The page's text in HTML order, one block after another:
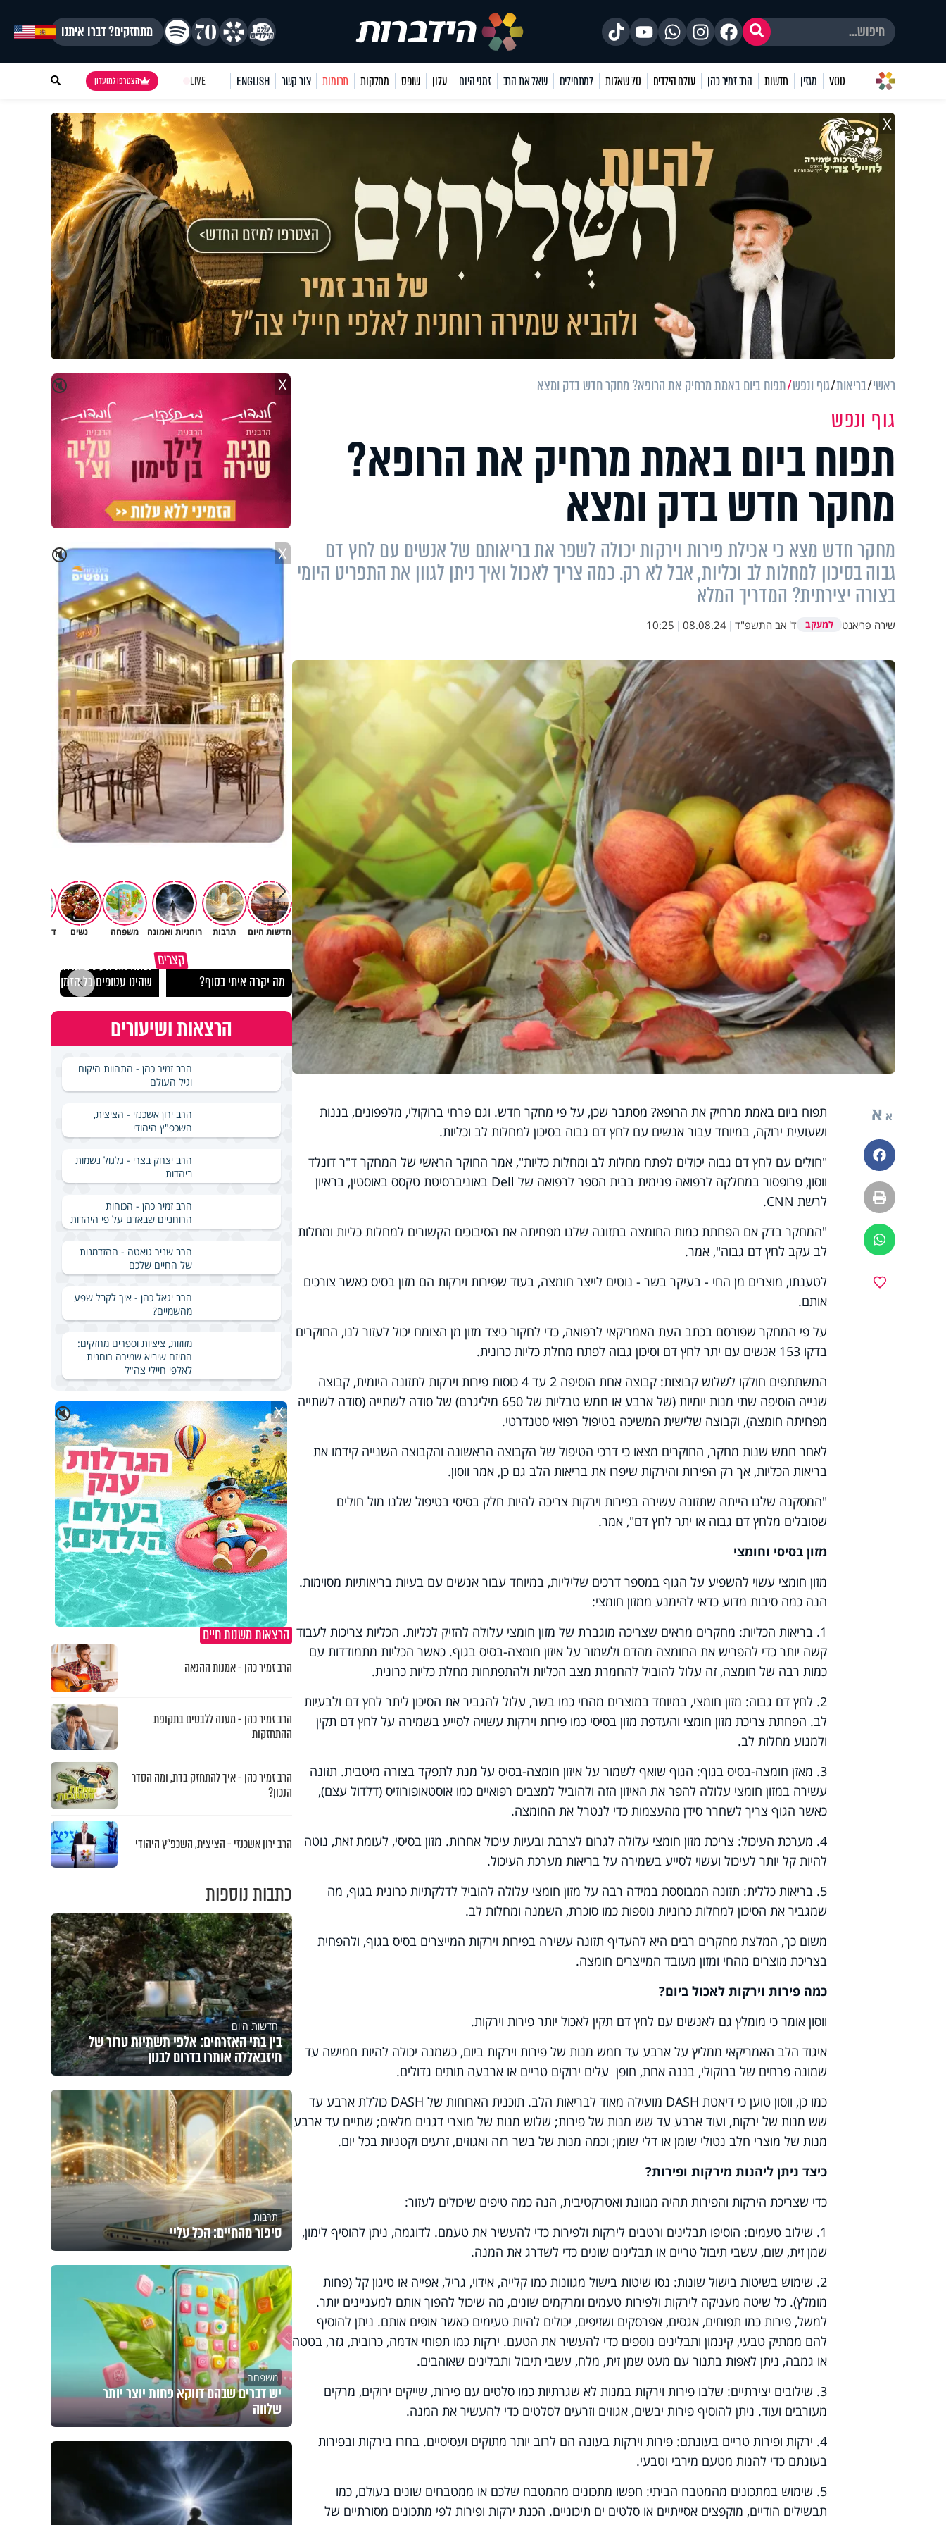
מתחזקים? דברו איתנו
VOD מגזין חדשות הרב זמיר כהן עולם הילדים 70 שאלות למתחילים שאל את הרב זמני היום עלון שופס מחלקות תרומות צור קשר ENGLISH
LIVE הצטרפו למועדון
X
ראשי בריאות גוף ונפש תפוח ביום באמת מרחיק את הרופא? מחקר חדש בדק ומצא
גוף ונפש
תפוח ביום באמת מרחיק את הרופא?
מחקר חדש בדק ומצא
מחקר חדש מצא כי אכילת פירות וירקות יכולה לשפר את בריאותם של אנשים עם לחץ דם
גבוה בסיכון למחלות לב וכליות, אבל לא רק. כמה צריך לאכול ואיך ניתן לגוון את התפריט היומי
בצורה יצירתית? המדריך המלא
שירה פריאנט למעקב ד' אב התשפ"ד |
08.08.24
|
10:25
א א
פייסבוק
הדפסה
ווטסאפ
תפוח ביום באמת מרחיק את הרופא? מסתבר שכן, על פי מחקר חדש. וגם פרחי ברוקולי, מלפפונים, בננות
ושעועית ירוקה, במיוחד עבור אנשים עם לחץ דם גבוה בסיכון למחלות לב וכליות.
"חולים עם לחץ דם גבוה יכולים לפתח מחלות לב ומחלות כליות", אמר החוקר הראשי של המחקר ד"ר דונלד
ווסון, פרופסור במחלקה לרפואה פנימית בבית הספר לרפואה של Dell באוניברסיטת טקסס באוסטין, בראיון
לרשת CNN
.
"המחקר בדק אם הפחתת כמות החומצה בתזונה שלנו מפחיתה את הסיבוכים הקשורים למחלות כליות ומחלות
לב עקב לחץ דם גבוה", אמר.
לטענתו, מוצרים מן החי - בעיקר בשר - נוטים לייצר חומצה, בעוד שפירות וירקות הם מזון בסיס כאשר צורכים
אותם.
על פי המחקר שפורסם בכתב העת האמריקאי לרפואה, כדי לחקור כיצד מזון מן הצומח יכול לעזור לנו, החוקרים
בדקו 153 אנשים עם יתר לחץ דם וסיכון גבוה לפתח מחלת כליות כרונית.
המשתתפים חולקו לשלוש קבוצות: קבוצה אחת הוסיפה 2 עד 4 כוסות פירות וירקות לתזונה היומית, קבוצה
שנייה הוסיפה שתי מנות יומיות (של ארבע או חמש טבליות של 650 מיליגרם) של סודה לשתייה (סודה לשתייה
מפחיתה חומצה), וקבוצה שלישית המשיכה בטיפול רפואי סטנדרטי.
לאחר חמש שנות מחקר, החוקרים מצאו כי דרכי הטיפול של הקבוצה הראשונה והקבוצה השנייה קידמו את
בריאות הכליות, אך רק הפירות והירקות שיפרו את בריאות הלב גם כן, אמר ווסון.
"המסקנה שלנו הייתה שתזונה עשירה בפירות וירקות צריכה להיות חלק בסיסי בטיפול שלנו מול חולים
שסובלים מלחץ דם גבוה או יתר לחץ דם", אמר.
מזון בסיסי וחומצי
מזון חומצי עשוי להשפיע על הגוף במספר דרכים שליליות, במיוחד עבור אנשים עם בעיות בריאותיות מסוימות.
הנה כמה סיבות מדוע כדאי להימנע ממזון חומצי:
1. בריאות הכליות: מחקרים מראים שצריכה מוגברת של מזון חומצי עלולה להזיק לכליות. הכליות צריכות לעבוד
קשה יותר כדי להפריש את החומצה מהדם ולשמור על איזון חומצה-בסיס בגוף. כאשר הכליות מתמודדות עם
כמות רבה של חומצה, זה עלול להוביל להחמרת מצב הכליות ולהתפתחות מחלת כליות כרונית.
2. לחץ דם גבוה: מזון חומצי, במיוחד במוצרים מהחי כמו בשר, עלול להגביר את הסיכון ליתר לחץ דם ולבעיות
לב. הפחתת צריכת מזון חומצי והעדפת מזון בסיסי כמו פירות וירקות עשויה לסייע בשמירה על לחץ דם תקין
ולמנוע מחלות לב.
3. מאזן חומצה-בסיס בגוף: הגוף שואף לשמור על איזון חומצה-בסיס על מנת לתפקד בצורה מיטבית. תזונה
עשירה במזון חומצי עלולה להפר את האיזון הזה ולהוביל למצבים רפואיים כמו אוסטאופורוזיס (דלדול עצם),
כאשר הגוף צריך לשחרר סידן מהעצמות כדי לנטרל את החומצה.
4. מערכת העיכול: צריכת מזון חומצי עלולה לגרום לצרבת ובעיות עיכול אחרות. מזון בסיסי, לעומת זאת, נוטה
להיות קל יותר לעיכול ועשוי לסייע בשמירה על בריאות מערכת העיכול.
5. בריאות כללית: תזונה המבוססת במידה רבה על מזון חומצי עלולה להוביל לדלקתיות כרונית בגוף, מה
שמגביר את הסיכון למחלות כרוניות נוספות כמו סוכרת, השמנה ומחלות לב.
משום כך, המלצת מחקרים רבים היא להעדיף תזונה עשירה בפירות וירקות המייצרים בסיס בגוף, ולהפחית
בצריכת מוצרים מהחי ומזון מעובד המייצרים חומצה.
כמה פירות וירקות לאכול ביום?
ווסון אומר כי מומלץ גם לאנשים עם לחץ דם תקין לאכול יותר פירות וירקות.
איגוד הלב האמריקאי ממליץ על ארבע עד חמש מנות של פירות וירקות ביום, כשמנה יכולה להיות חמישה עד
שמונה פרחים של ברוקולי, בננה אחת, חופן עלים ירוקים טריים או ארבעה תותים גדולים.
כמו כן, ווסון טוען כי דיאטת DASH מועילה מאוד לבריאות הלב. תוכנית הארוחות של DASH כוללת ארבע עד
שש מנות של ירקות, ועוד ארבע עד שש מנות של פירות; שלוש מנות של מוצרי דגנים מלאים; שתיים עד ארבע
מנות של מוצרי חלב נטולי שומן או דלי שומן; וכמה מנות של בשר רזה ואגוזים, זרעים וקטניות בכל יום.
כיצד ניתן ליהנות מירקות ופירות?
כדי שצריכת הירקות והפירות תהיה מגוונת ואטרקטיבית, הנה כמה טיפים שיכולים לעזור:
1. שילוב טעמים: הוסיפו תבלינים ורטבים לירקות ולפירות כדי להעשיר את טעמם. לדוגמה, ניתן להוסיף לימון,
שמן זית, שום, עשבי תיבול טריים או תבלינים שונים כדי לשדרג את המנה.
2. שימוש בשיטות בישול שונות: נסו שיטות בישול מגוונות כמו קלייה, אידוי, גריל, אפייה או טיגון קל (פחות
מומלץ). כל שיטה מעניקה לירקות ולפירות טעמים ומרקמים שונים, מה שיכול להפוך אותם למעניינים יותר.
למשל, פירות כמו תפוחים, אגסים, אפרסקים ושזיפים, יכולים להיות טעימים כאשר אופים אותם. ניתן להוסיף
להם ממתיק טבעי, קינמון ותבלינים נוספים כדי להעשיר את הטעם. ירקות כמו תפוחי אדמה, כרובית, גזר, בטטה
או גמבה, ניתן לאפות בתנור עם מעט שמן זית, מלח, עשבי תיבול ותבלינים שאוהבים.
3. שילובים יצירתיים: שלבו פירות וירקות במנות לא שגרתיות כמו סלטים עם פירות, שייקים ירוקים, מרקים
מעורבים ועוד. ניתן להוסיף פירות יבשים, אגוזים וזרעים לסלטים כדי להעשיר את המנה.
4. ירקות ופירות טריים בעונתם: פירות וירקות בעונה הם לרוב יותר מתוקים ועסיסיים. בחרו בירקות ובפירות
בעונתם כדי להנות מטעם מירבי וטבעי.
5. שימוש במתכונים מהמטבח הביתי: חפשו מתכונים מהמטבח שלכם או ממטבחים שונים בעולם, כמו
תבשילים הודיים, מוקפצים אסייתיים או סלטים ים תיכוניים. הכנת ירקות ופירות לפי מתכונים מסורתיים של
🔇 X
🔇 X
חדשות היום תרבות רוחניות ואמונה משפחה נשים דעות וטורים
קצרים
מה יקרה איתי בסוף?
נפתח את העינים ונראה
שהינו עטופים כל הזמן
הרצאות ושיעורים
הרב זמיר כהן - התהוות היקום
וגיל העולם
הרב ירון אשכנזי - הציצית,
השכפ"ץ היהודי
הרב יצחק בצרי - גלגול נשמות
ביהדות
הרב זמיר כהן - הכוחות
הרוחניים שבאדם על פי היהדות
הרב שניר גואטה - ההזדמנות
של החיים שלכם
הרב יגאל כהן - איך לקבל שפע
מהשמיים?
מזוזות, ציציות וספרים מחזקים:
המיזם שיביא שמירה רוחנית
לאלפי חיילי צה"ל
🔇 X
הרצאות משנות חיים
הרב זמיר כהן - אמנות ההנאה
הרב זמיר כהן - מענה ללבטים בתקופת
ההתחזקות
הרב זמיר כהן - איך להתחזק בדת, ומה הסדר
הנכון?
הרב ירון אשכנזי - הציצית, השכפ"ץ היהודי
כתבות נוספות
חדשות היום
בין בתי האזרחים: אלפי תשתיות טרור של
חיזבאללה אותרו בדרום לבנון
תרבות
סיפור מהחיים: הכל עליי
משפחה
יש דברים שבהם דווקא פחות יוצר יותר
שלווה